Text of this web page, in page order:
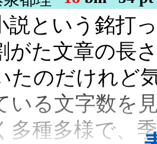
という銘打っ
がた文章の長
たのだけれど
いる文字数を
多種多様で、